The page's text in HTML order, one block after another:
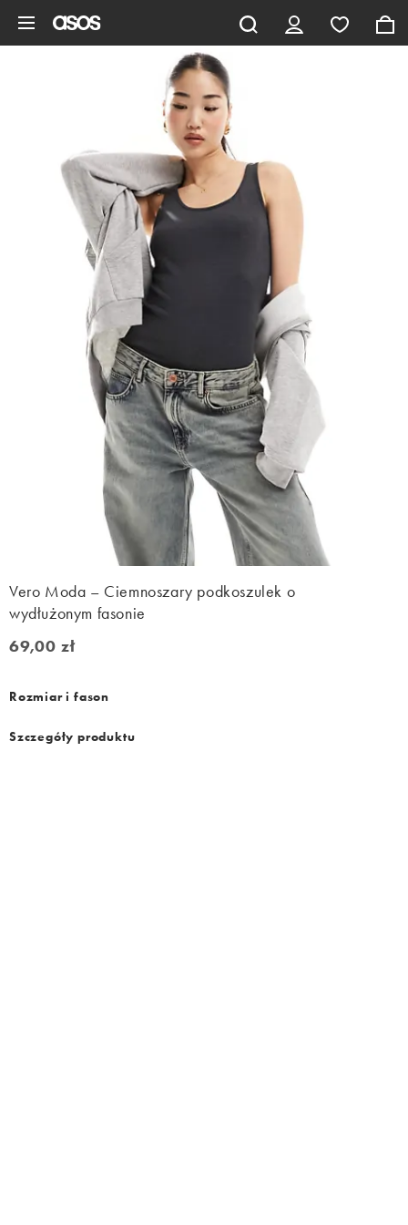
Vero Moda – Ciemnoszary podkoszulek o
wydłużonym fasonie
69,00 zł
69,00 zł
Rozmiar i fason
Szczegóły produktu